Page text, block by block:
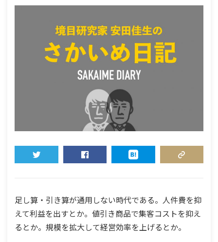
足し算・引き算が通用しない時代である。人件費を抑
えて利益を出すとか。値引き商品で集客コストを抑え
るとか。規模を拡大して経営効率を上げるとか。